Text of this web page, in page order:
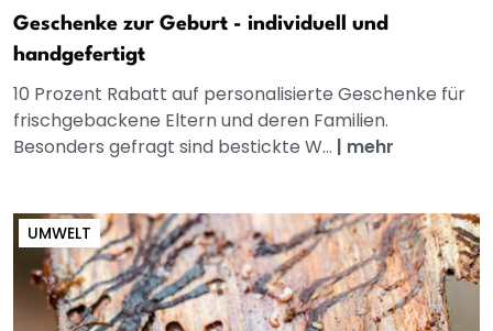
Geschenke zur Geburt - individuell und
handgefertigt
10 Prozent Rabatt auf personalisierte Geschenke für
frischgebackene Eltern und deren Familien.
Besonders gefragt sind bestickte W... | mehr
UMWELT